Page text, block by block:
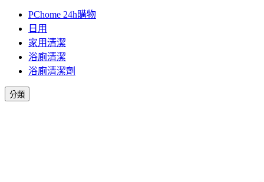
PChome 24h購物
日用
家用清潔
浴廁清潔
浴廁清潔劑
分類